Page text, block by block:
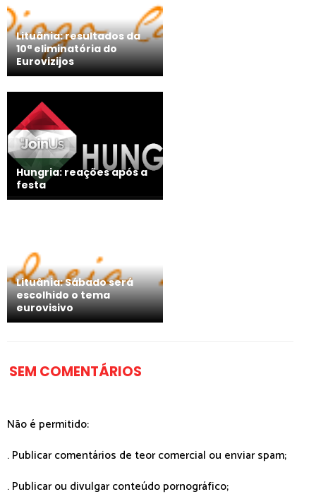
Lituânia: resultados da
10ª eliminatória do
Eurovizijos
Hungria: reações após a
festa
Lituânia: Sábado será
escolhido o tema
eurovisivo
SEM COMENTÁRIOS
Não é permitido:
. Publicar comentários de teor comercial ou enviar spam;
. Publicar ou divulgar conteúdo pornográfico;